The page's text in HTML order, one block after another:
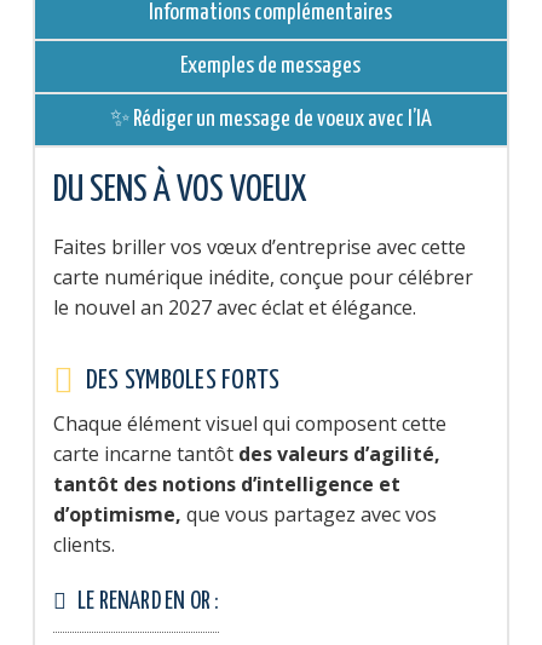
Informations complémentaires
Exemples de messages
✨ Rédiger un message de voeux avec l’IA
DU SENS À VOS VOEUX
Faites briller vos vœux d’entreprise avec cette
carte numérique inédite, conçue pour célébrer
le nouvel an 2027 avec éclat et élégance.
DES SYMBOLES FORTS
Chaque élément visuel qui composent cette
carte incarne tantôt des valeurs d’agilité,
tantôt des notions d’intelligence et
d’optimisme, que vous partagez avec vos
clients.
LE RENARD EN OR :